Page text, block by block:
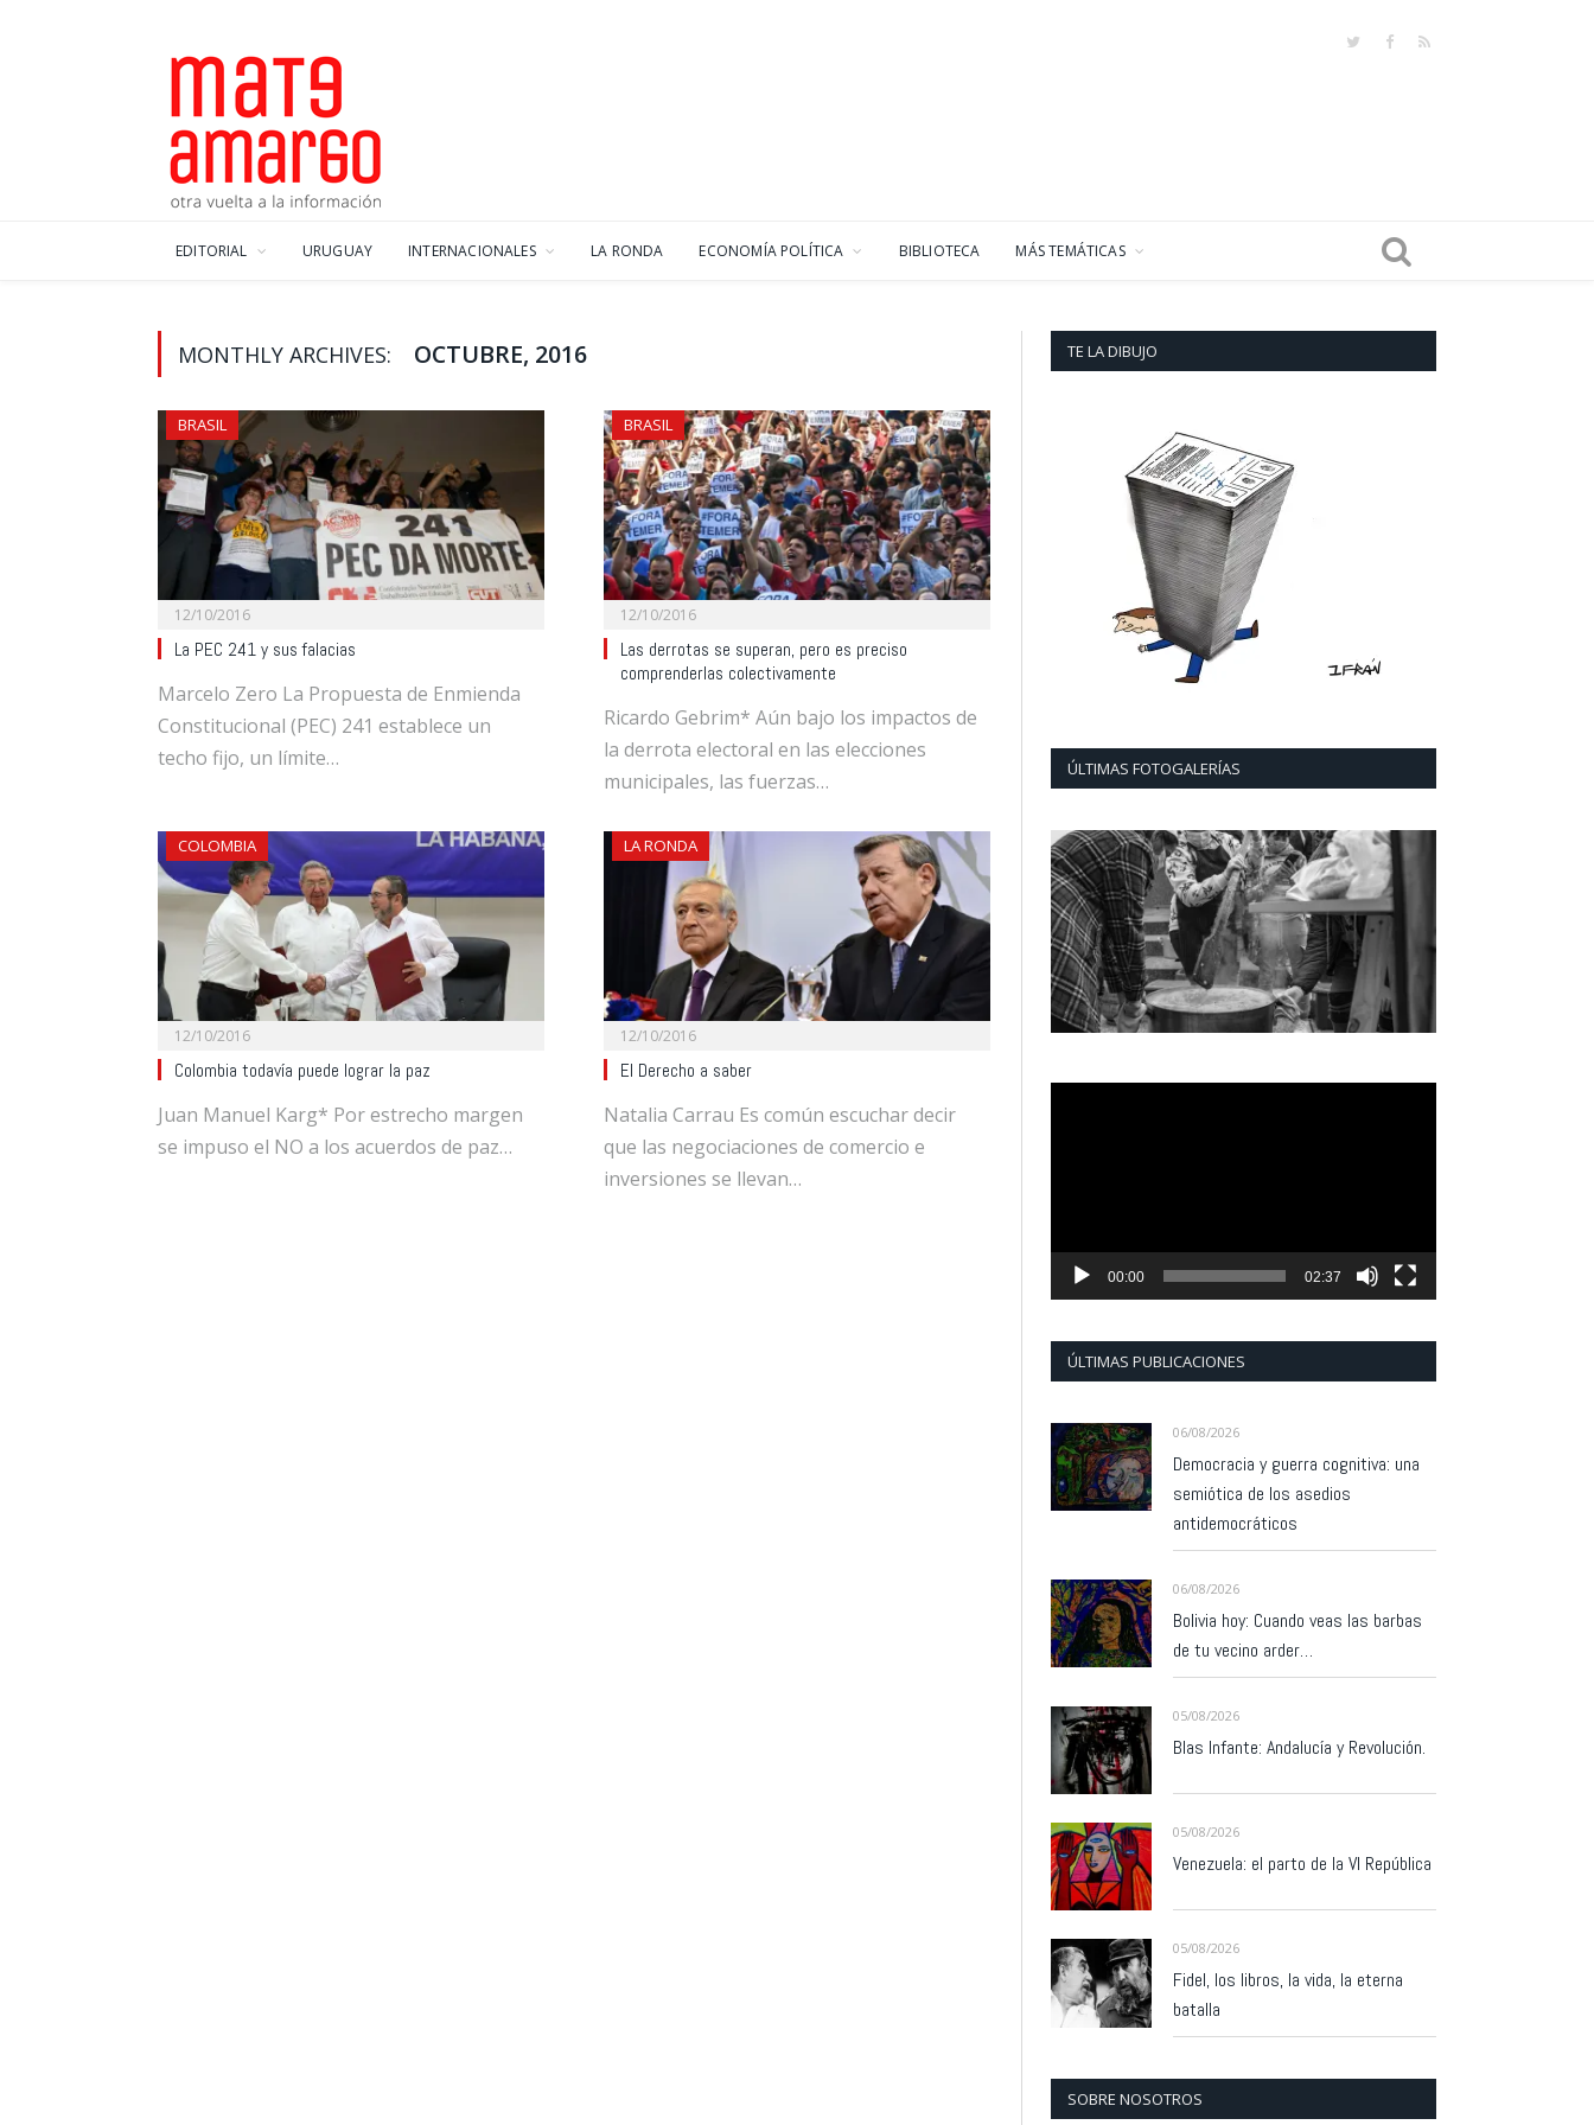
TwitterFacebook
RSS
EDITORIAL URUGUAY INTERNACIONALES LA RONDA ECONOMÍA POLÍTICA BIBLIOTECA MÁS TEMÁTICAS
MONTHLY ARCHIVES: OCTUBRE, 2016
BRASIL
12/10/2016
La PEC 241 y sus falacias
Marcelo Zero La Propuesta de Enmienda
Constitucional (PEC) 241 establece un
techo fijo, un límite…
BRASIL
12/10/2016
Las derrotas se superan, pero es preciso
comprenderlas colectivamente
Ricardo Gebrim* Aún bajo los impactos de
la derrota electoral en las elecciones
municipales, las fuerzas…
COLOMBIA
12/10/2016
Colombia todavía puede lograr la paz
Juan Manuel Karg* Por estrecho margen
se impuso el NO a los acuerdos de paz…
LA RONDA
12/10/2016
El Derecho a saber
Natalia Carrau Es común escuchar decir
que las negociaciones de comercio e
inversiones se llevan…
TE LA DIBUJO
ÚLTIMAS FOTOGALERÍAS
00:00 02:37
ÚLTIMAS PUBLICACIONES
06/08/2026
Democracia y guerra cognitiva: una
semiótica de los asedios
antidemocráticos
06/08/2026
Bolivia hoy: Cuando veas las barbas
de tu vecino arder…
05/08/2026
Blas Infante: Andalucía y Revolución.
05/08/2026
Venezuela: el parto de la VI República
05/08/2026
Fidel, los libros, la vida, la eterna
batalla
SOBRE NOSOTROS